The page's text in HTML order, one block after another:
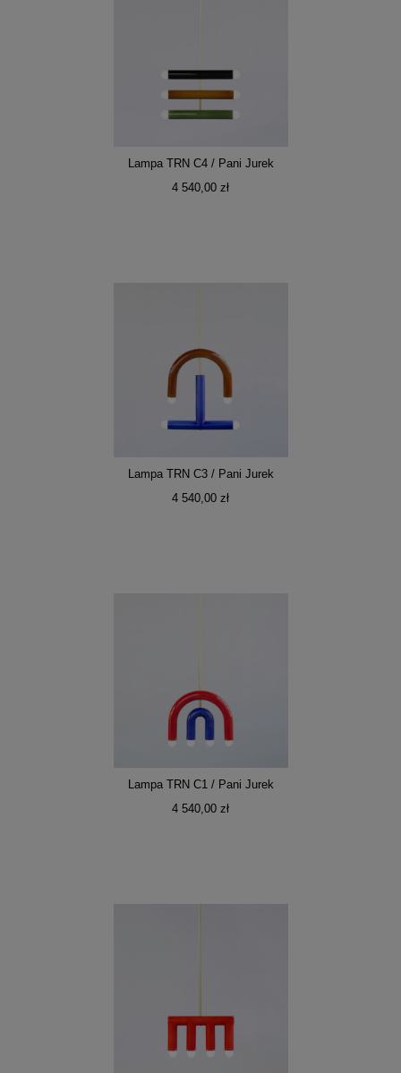
Lampa TRN C4 / Pani Jurek
4 540,00 zł
Lampa TRN C3 / Pani Jurek
4 540,00 zł
Lampa TRN C1 / Pani Jurek
4 540,00 zł